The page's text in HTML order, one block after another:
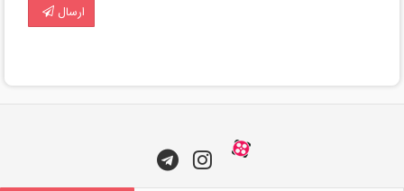
ارسال